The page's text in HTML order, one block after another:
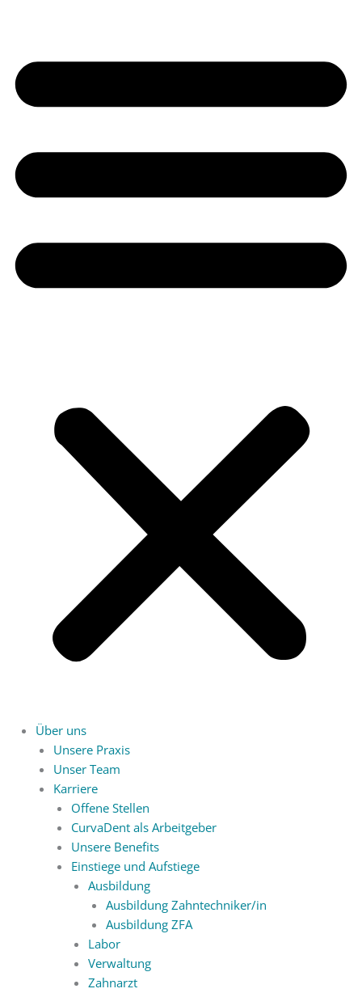
Über uns
Unsere Praxis
Unser Team
Karriere
Offene Stellen
CurvaDent als Arbeitgeber
Unsere Benefits
Einstiege und Aufstiege
Ausbildung
Ausbildung Zahntechniker/in
Ausbildung ZFA
Labor
Verwaltung
Zahnarzt